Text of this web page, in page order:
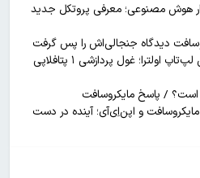
هوش مصنوعی؛ معرفی پروتکل جدید
دیدگاه جنجالی‌اش را پس گرفت
رونمایی مایکروسافت از سرفیس لپ‌تاپ اولترا؛ غول پردازشی ۱ پتافلاپی
/ پاسخ مایکروسافت
و اپن‌اِی‌آی؛ آینده در دست